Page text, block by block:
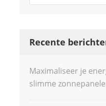
Recente
Maximaliseer je
slimme